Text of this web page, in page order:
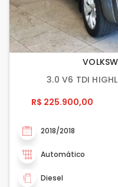
3.0 V6 TDI
R$ 225.900,00
2018/2018
Automático
Diesel